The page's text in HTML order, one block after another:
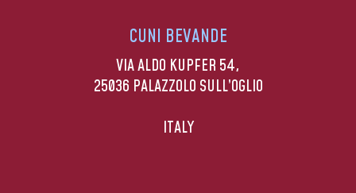
CUNI BEVANDE
VIA ALDO KUPFER 54,
25036 PALAZZOLO SULL’OGLIO
ITALY